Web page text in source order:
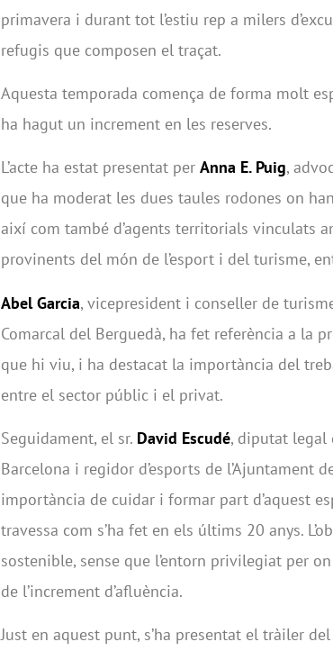
primavera i durant tot l’estiu rep a milers
refugis que composen el traçat.
Aquesta temporada comença de forma molt
ha hagut un increment en les reserves.
L’acte ha estat presentat per Anna E. Puig,
que ha moderat les dues taules rodones on
així com també d’agents territorials vinculats
provinents del món de l’esport i del turisme,
Abel Garcia, vicepresident i conseller de
Comarcal del Berguedà, ha fet referència a la
que hi viu, i ha destacat la importància del
entre el sector públic i el privat.
Seguidament, el sr. David Escudé, diputat legal
Barcelona i regidor d’esports de l’Ajuntament
importància de cuidar i formar part d’aquest
travessa com s’ha fet en els últims 20 anys.
sostenible, sense que l’entorn privilegiat per
de l’increment d’afluència.
Just en aquest punt, s’ha presentat el tràiler